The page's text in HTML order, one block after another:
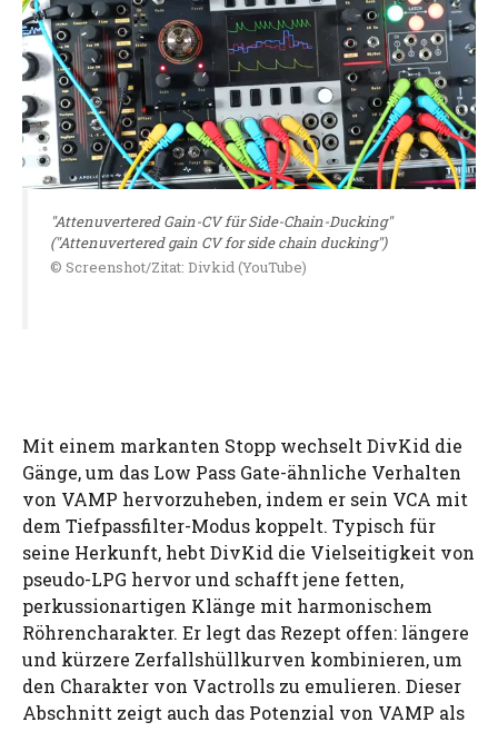
"Attenuvertered Gain-CV für Side-Chain-Ducking"
("Attenuvertered gain CV for side chain ducking")
© Screenshot/Zitat: Divkid (YouTube)
Mit einem markanten Stopp wechselt DivKid die
Gänge, um das Low Pass Gate-ähnliche Verhalten
von VAMP hervorzuheben, indem er sein VCA mit
dem Tiefpassfilter-Modus koppelt. Typisch für
seine Herkunft, hebt DivKid die Vielseitigkeit von
pseudo-LPG hervor und schafft jene fetten,
perkussionartigen Klänge mit harmonischem
Röhrencharakter. Er legt das Rezept offen: längere
und kürzere Zerfallshüllkurven kombinieren, um
den Charakter von Vactrolls zu emulieren. Dieser
Abschnitt zeigt auch das Potenzial von VAMP als